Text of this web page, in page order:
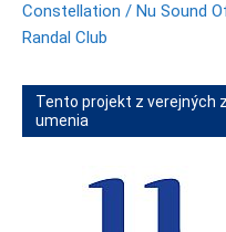
Constellation / Nu Sound
Randal Club
Tento projekt z verejných
umenia